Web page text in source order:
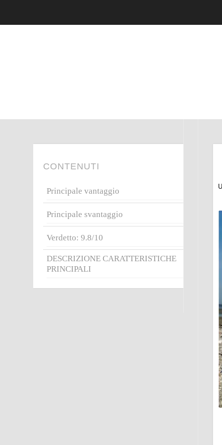
CONTENUTI
Principale vantaggio
Principale svantaggio
Verdetto: 9.8/10
DESCRIZIONE CARATTERISTICHE
PRINCIPALI